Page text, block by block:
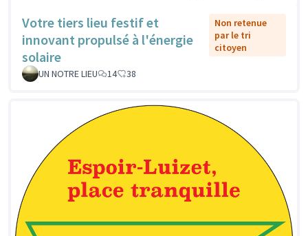
Votre tiers lieu festif et
innovant propulsé à l'énergie
solaire
Non retenue
par le tri
citoyen
UN NOTRE LIEU 14 38